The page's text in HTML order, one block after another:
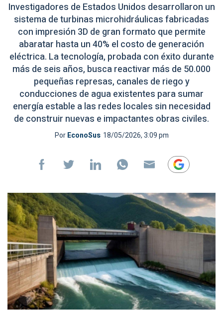
Investigadores de Estados Unidos desarrollaron un
sistema de turbinas microhidráulicas fabricadas
con impresión 3D de gran formato que permite
abaratar hasta un 40% el costo de generación
eléctrica. La tecnología, probada con éxito durante
más de seis años, busca reactivar más de 50.000
pequeñas represas, canales de riego y
conducciones de agua existentes para sumar
energía estable a las redes locales sin necesidad
de construir nuevas e impactantes obras civiles.
PorEconoSus 18/05/2026, 3:09 pm